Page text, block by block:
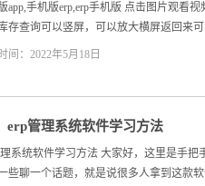
app,手机版erp,erp手机版 点击图片观看
存查询可以竖屏，可以放大横屏返回来
间：2022年5月18日
erp管理系统软件学习方法
系统软件学习方法 大家好，这里是手
些聊一个话题，就是说很多人拿到这款